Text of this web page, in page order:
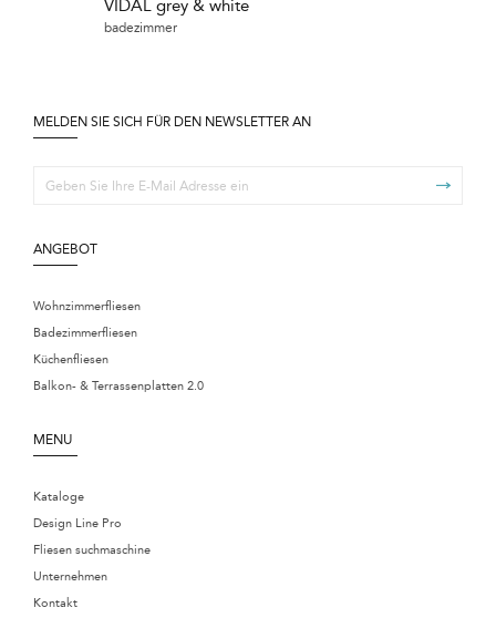
VIDAL grey & white
badezimmer
MELDEN SIE SICH FÜR DEN NEWSLETTER AN
ANGEBOT
Wohnzimmerfliesen
Badezimmerfliesen
Küchenfliesen
Balkon- & Terrassenplatten 2.0
MENU
Kataloge
Design Line Pro
Fliesen suchmaschine
Unternehmen
Kontakt